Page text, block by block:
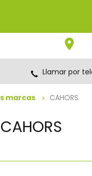
Llamar por
marcas CAHORS
CAHORS